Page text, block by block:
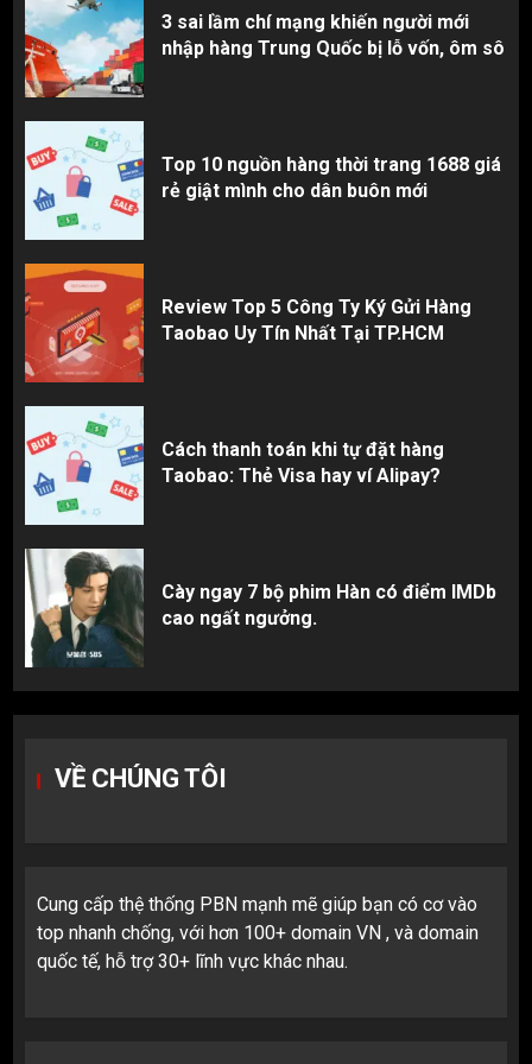
3 sai lầm chí mạng khiến người mới
nhập hàng Trung Quốc bị lỗ vốn, ôm sô
Top 10 nguồn hàng thời trang 1688 giá
rẻ giật mình cho dân buôn mới
Review Top 5 Công Ty Ký Gửi Hàng
Taobao Uy Tín Nhất Tại TP.HCM
Cách thanh toán khi tự đặt hàng
Taobao: Thẻ Visa hay ví Alipay?
Cày ngay 7 bộ phim Hàn có điểm IMDb
cao ngất ngưởng.
VỀ CHÚNG TÔI
Cung cấp thệ thống PBN mạnh mẽ giúp bạn có cơ vào
top nhanh chống, với hơn 100+ domain VN , và domain
quốc tế, hỗ trợ 30+ lĩnh vực khác nhau.